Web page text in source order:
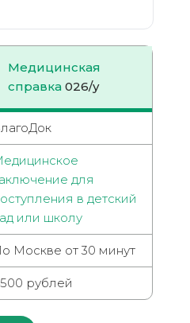
Медицинская
справка 026/у
для
в детский
или школу
Москве от 30 минут
рублей